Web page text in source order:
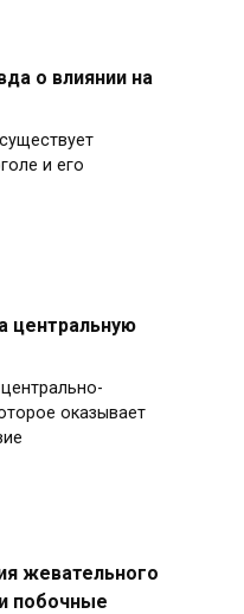
о влиянии на
и его
центральную
оказывает
жевательного
побочные